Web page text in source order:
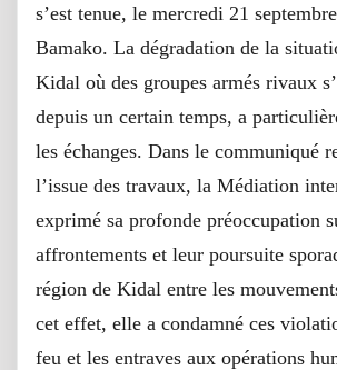
s’est tenue, le mercredi 21
Bamako. La dégradation de la
Kidal où des groupes armés rivaux
depuis un certain temps, a
les échanges. Dans le communiqué
l’issue des travaux, la Médiation
exprimé sa profonde préoccupation
affrontements et leur poursuite
région de Kidal entre les
cet effet, elle a condamné ces
feu et les entraves aux opérations